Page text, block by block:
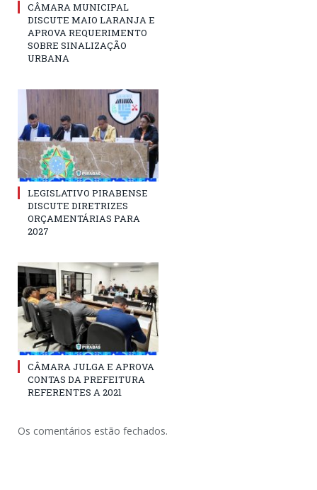
CÂMARA MUNICIPAL
DISCUTE MAIO LARANJA E
APROVA REQUERIMENTO
SOBRE SINALIZAÇÃO
URBANA
LEGISLATIVO PIRABENSE
DISCUTE DIRETRIZES
ORÇAMENTÁRIAS PARA
2027
CÂMARA JULGA E APROVA
CONTAS DA PREFEITURA
REFERENTES A 2021
Os comentários estão fechados.